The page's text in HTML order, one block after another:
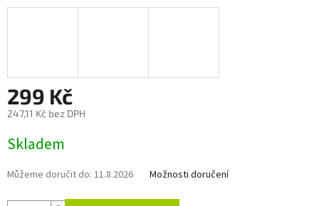
299 Kč
247,11 Kč bez DPH
cena:
Skladem
Můžeme doručit do: 11.8.2026 Možnosti doručení